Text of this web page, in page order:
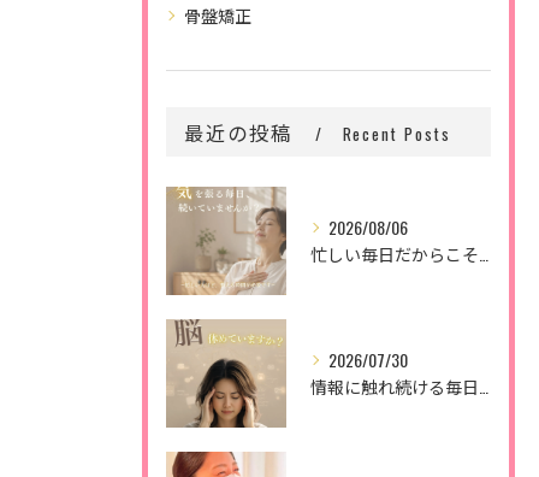
骨盤矯正
最近の投稿 Recent Posts
2026/08/06
2026/07/30